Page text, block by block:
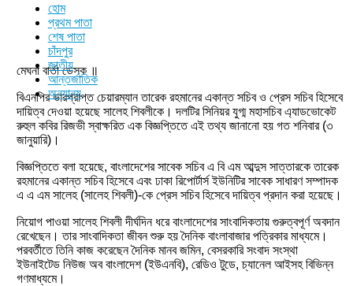
হোম
প্রথম পাতা
শেষ পাতা
চাঁদপুর
জাতীয়
আন্তর্জাতিক
অন্যান্য
মেঘনা বার্তা ডেস্ক ॥
বিএনপির ভারপ্রাপ্ত চেয়ারম্যান তারেক রহমানের একান্ত সচিব ও প্রেস সচিব হিসেবে
দায়িত্ব দেওয়া হয়েছে সালেহ শিবলীকে। দলটির সিনিয়র যুগ্ম মহাসচিব এ্যাডভোকেট
রুহুল কবির রিজভী স্বাক্ষরিত এক বিজ্ঞপ্তিতে এই তথ্য জানানো হয় গত শনিবার (৩
জানুয়ারি)।
বিজ্ঞপ্তিতে বলা হয়েছে, বাংলাদেশের সাবেক সচিব এ বি এম আব্দুস সাত্তারকে তারেক
রহমানের একান্ত সচিব হিসেবে এবং ঢাকা রিপোর্টার্স ইউনিটির সাবেক সাধারণ সম্পাদক
এ এ এম সালেহ (সালেহ শিবলী)-কে প্রেস সচিব হিসেবে দায়িত্ব প্রদান করা হয়েছে।
নিয়োগ পাওয়া সালেহ শিবলী দীর্ঘদিন ধরে বাংলাদেশের সাংবাদিকতায় গুরুত্বপূর্ণ অবদান
রেখেছেন। তার সাংবাদিকতা জীবন শুরু হয় দৈনিক বাংলাবাজার পত্রিকার মাধ্যমে।
পরবর্তীতে তিনি কাজ করেছেন দৈনিক মানব জমিন, বেসরকারি সংবাদ সংস্থা
ইউনাইটেড নিউজ অব বাংলাদেশ (ইউএনবি), রেডিও টুডে, চ্যানেল আইসহ বিভিন্ন
গণমাধ্যমে।